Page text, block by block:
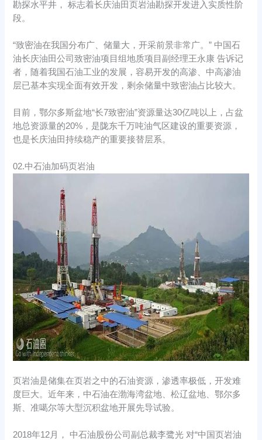
勘探水平井， 标志着长庆油田页岩油勘探开发进入实质性阶
段。
“致密油在我国分布广、储量大，开采前景非常广。” 中国石
油长庆油田公司致密油项目组地质项目副经理王永康 告诉记
者，随着我国石油工业的发展，容易开发的高渗、中高渗油
层已基本实现全面有效开发，剩余储量中致密油占比较大。
目前，鄂尔多斯盆地“长7致密油”资源量达30亿吨以上，占盆
地总资源量的20%，是陇东千万吨油气区建设的重要资源，
也是长庆油田持续稳产的重要接替层系。
02.中石油加码页岩油
页岩油是储集在页岩之中的石油资源，渗透率极低，开发难
度巨大。近年来，中石油在渤海湾盆地、松辽盆地、鄂尔多
斯、准噶尔等大型沉积盆地开展先导试验。
2018年12月， 中石油股份公司副总裁李鹭光 对“中国页岩油